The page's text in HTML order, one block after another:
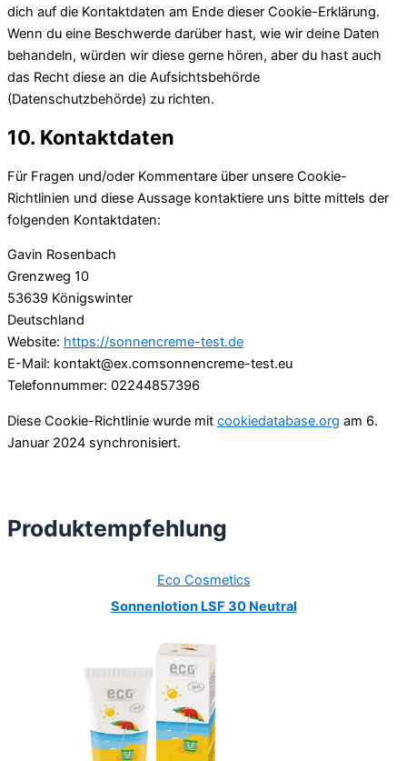
dich auf die Kontaktdaten am Ende dieser Cookie-Erklärung.
Wenn du eine Beschwerde darüber hast, wie wir deine Daten
behandeln, würden wir diese gerne hören, aber du hast auch
das Recht diese an die Aufsichtsbehörde
(Datenschutzbehörde) zu richten.
10. Kontaktdaten
Für Fragen und/oder Kommentare über unsere Cookie-
Richtlinien und diese Aussage kontaktiere uns bitte mittels der
folgenden Kontaktdaten:
Gavin Rosenbach
Grenzweg 10
53639 Königswinter
Deutschland
Website: https://sonnencreme-test.de
E-Mail: kontakt@ex.comsonnencreme-test.eu
Telefonnummer: 02244857396
Diese Cookie-Richtlinie wurde mit cookiedatabase.org am 6.
Januar 2024 synchronisiert.
Produktempfehlung
Eco Cosmetics
Sonnenlotion LSF 30 Neutral